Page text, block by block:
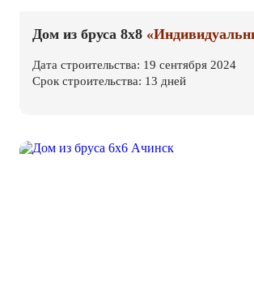
Дом из бруса 8х8
Дата строительства: 19 сентября 2024
Срок строительства: 13 дней